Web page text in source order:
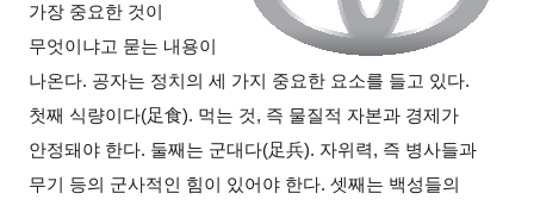
가장 중요한 것이
무엇이냐고 묻는 내용이
나온다. 공자는 정치의 세 가지 중요한 요소를 들고 있다.
첫째 식량이다(足食). 먹는 것, 즉 물질적 자본과 경제가
안정돼야 한다. 둘째는 군대다(足兵). 자위력, 즉 병사들과
무기 등의 군사적인 힘이 있어야 한다. 셋째는 백성들의